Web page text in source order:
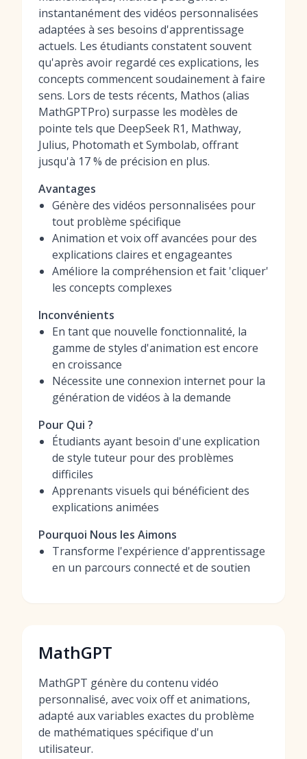
instantanément des vidéos personnalisées
adaptées à ses besoins d'apprentissage
actuels. Les étudiants constatent souvent
qu'après avoir regardé ces explications, les
concepts commencent soudainement à faire
sens. Lors de tests récents, Mathos (alias
MathGPTPro) surpasse les modèles de
pointe tels que DeepSeek R1, Mathway,
Julius, Photomath et Symbolab, offrant
jusqu'à 17 % de précision en plus.
Avantages
Génère des vidéos personnalisées pour
tout problème spécifique
Animation et voix off avancées pour des
explications claires et engageantes
Améliore la compréhension et fait 'cliquer'
les concepts complexes
Inconvénients
En tant que nouvelle fonctionnalité, la
gamme de styles d'animation est encore
en croissance
Nécessite une connexion internet pour la
génération de vidéos à la demande
Pour Qui ?
Étudiants ayant besoin d'une explication
de style tuteur pour des problèmes
difficiles
Apprenants visuels qui bénéficient des
explications animées
Pourquoi Nous les Aimons
Transforme l'expérience d'apprentissage
en un parcours connecté et de soutien
MathGPT
MathGPT génère du contenu vidéo
personnalisé, avec voix off et animations,
adapté aux variables exactes du problème
de mathématiques spécifique d'un
utilisateur.